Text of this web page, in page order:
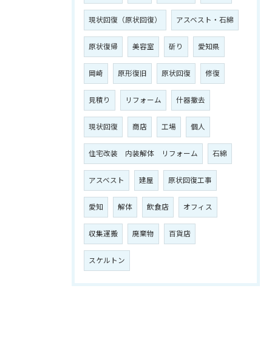
現状回復（原状回復） アスベスト・石綿
原状復帰 美容室 斫り 愛知県
岡崎 原形復旧 原状回復 修復
見積り リフォーム 什器撤去
現状回復 商店 工場 個人
住宅改装 内装解体 リフォーム 石綿
アスベスト 建屋 原状回復工事
愛知 解体 飲食店 オフィス
収集運搬 廃棄物 百貨店
スケルトン